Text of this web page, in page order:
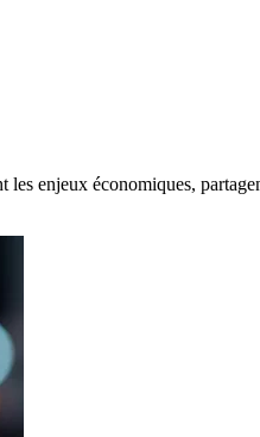
enjeux économiques,